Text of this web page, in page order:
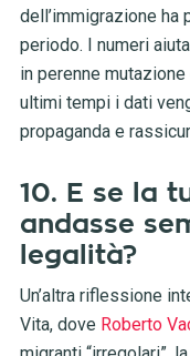
dell’immigrazione
periodo. I numeri
in perenne
ultimi tempi i dati
propaganda e
10. E se la
andasse
legalità?
Un’altra riflessione
Vita, dove Roberto